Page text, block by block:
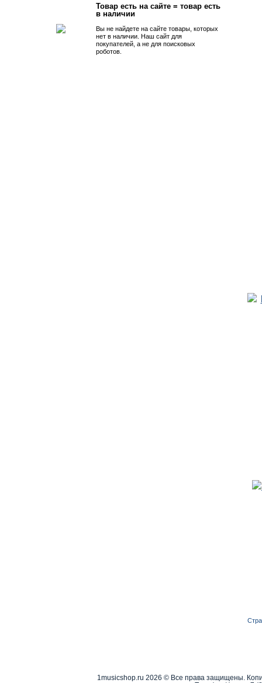
Товар есть на сайте = товар есть
в наличии
Вы не найдете на сайте товары, которых
нет в наличии. Наш сайт для
покупателей, а не для поисковых
роботов.
1musicshop.ru 2026 © Все права защищены.